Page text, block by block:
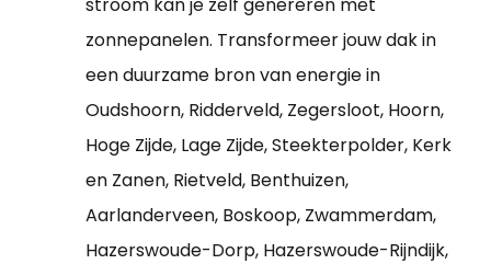
zonnepanelen. Transformeer jouw dak in
een duurzame bron van energie in
Oudshoorn, Ridderveld, Zegersloot, Hoorn,
Hoge Zijde, Lage Zijde, Steekterpolder, Kerk
en Zanen, Rietveld, Benthuizen,
Aarlanderveen, Boskoop, Zwammerdam,
Hazerswoude-Dorp, Hazerswoude-Rijndijk,